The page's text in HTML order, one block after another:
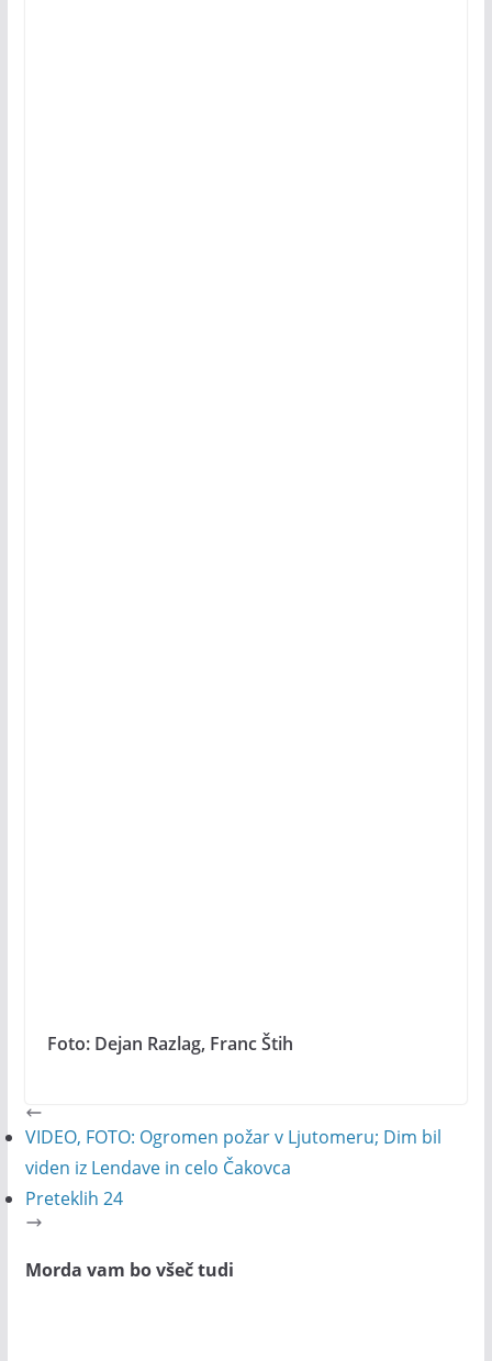
Foto: Dejan Razlag, Franc Štih
VIDEO, FOTO: Ogromen požar v Ljutomeru; Dim bil
viden iz Lendave in celo Čakovca
Preteklih 24
Morda vam bo všeč tudi